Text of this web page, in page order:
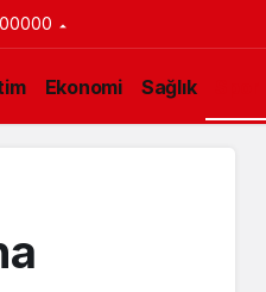
Ekonomi Sağlık